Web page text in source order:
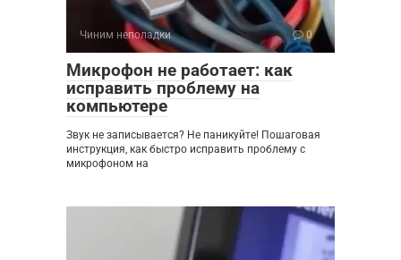
Чиним неполадки 0
Микрофон не работает: как
исправить проблему на
компьютере
Звук не записывается? Не паникуйте! Пошаговая
инструкция, как быстро исправить проблему с
микрофоном на